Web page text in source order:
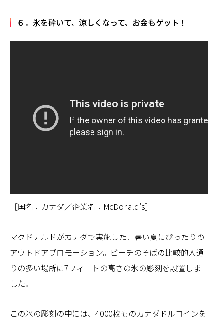
６．氷を砕いて、涼しくなって、お金もゲット！
［国名：カナダ／企業名：McDonald’s］
マクドナルドがカナダで実施した、暑い夏にぴったりの
アウトドアプロモーション。ビーチのそばの比較的人通
りの多い場所に7フィートの高さの氷の彫刻を設置しま
した。
この氷の彫刻の中には、4000枚ものカナダドルコインを